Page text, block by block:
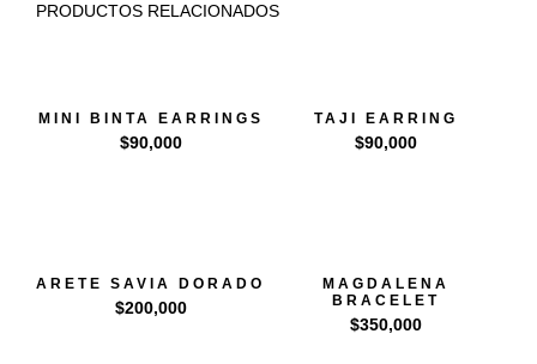
PRODUCTOS RELACIONADOS
MINI BINTA EARRINGS
$90,000
TAJI EARRING
$90,000
ARETE SAVIA DORADO
$200,000
MAGDALENA
BRACELET
$350,000